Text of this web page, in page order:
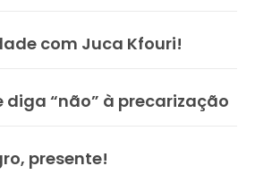
com Juca Kfouri!
diga “não” à precarização
presente!